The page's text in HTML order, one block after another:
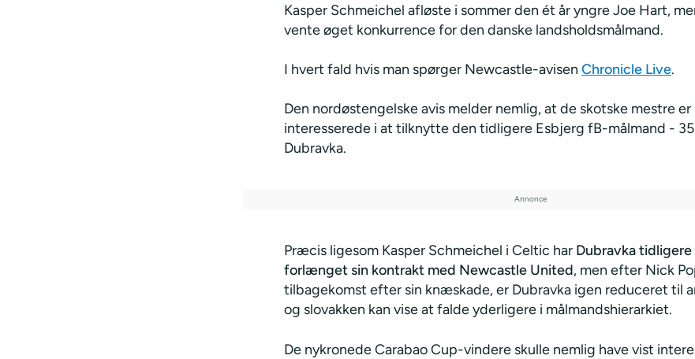
Kasper Schmeichel afløste i sommer den ét år yngre Joe Hart,
vente øget konkurrence for den danske landsholdsmålmand.
I hvert fald hvis man spørger Newcastle-avisen Chronicle Live.
Den nordøstengelske avis melder nemlig, at de skotske mestre er
interesserede i at tilknytte den tidligere Esbjerg fB-målmand -
Dubravka.
Præcis ligesom Kasper Schmeichel i Celtic har Dubravka tidligere
forlænget sin kontrakt med Newcastle United, men efter Nick
tilbagekomst efter sin knæskade, er Dubravka igen reduceret til
og slovakken kan vise at falde yderligere i målmandshierarkiet.
De nykronede Carabao Cup-vindere skulle nemlig have vist